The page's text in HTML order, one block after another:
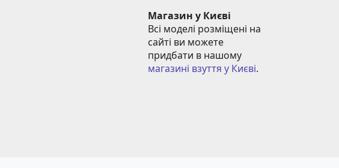
Магазин у Києві
Всі моделі розміщені на
сайті ви можете
магазині взуття у Києві.